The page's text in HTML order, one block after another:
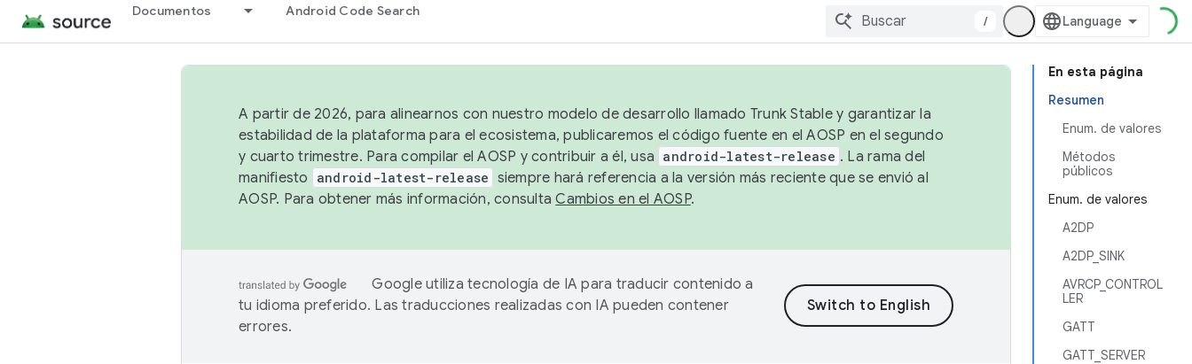
Documentos Android Code Search
/
En esta página
Resumen
Enum. de valores
Métodos
públicos
Enum. de valores
A2DP
A2DP_SINK
AVRCP_CONTROL
LER
GATT
GATT_SERVER
A partir de 2026, para alinearnos con nuestro modelo de desarrollo llamado Trunk Stable y garantizar la
estabilidad de la plataforma para el ecosistema, publicaremos el código fuente en el AOSP en el segundo
y cuarto trimestre. Para compilar el AOSP y contribuir a él, usa android-latest-release . La rama del
manifiesto
android-latest-release siempre hará referencia a la versión más reciente que se envió al
AOSP. Para obtener más información, consultaCambios en el AOSP.
Google utiliza tecnología de IA para traducir contenido a
tu idioma preferido. Las traducciones realizadas con IA pueden contener
errores.